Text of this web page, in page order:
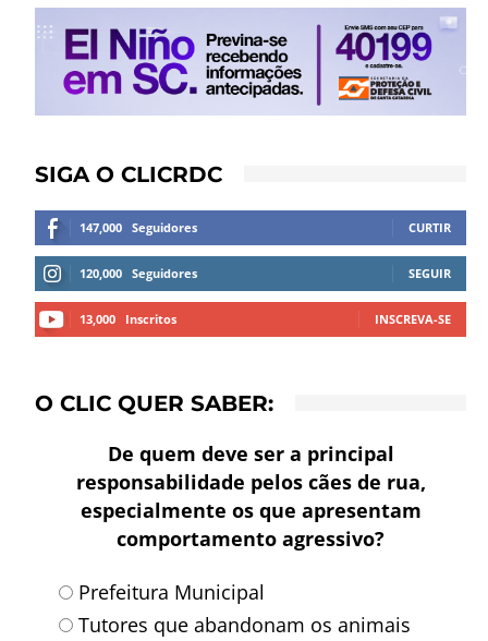
SIGA O CLICRDC
147,000 Seguidores CURTIR
120,000 Seguidores SEGUIR
13,000 Inscritos INSCREVA-SE
O CLIC QUER SABER:
De quem deve ser a principal
responsabilidade pelos cães de rua,
especialmente os que apresentam
comportamento agressivo?
Prefeitura Municipal
Tutores que abandonam os animais